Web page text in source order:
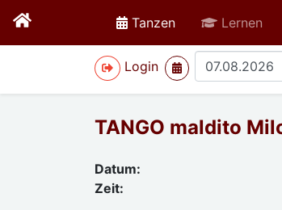
Tanzenactive Lernen
Login
>
TANGO maldito
Datum:
Zeit: